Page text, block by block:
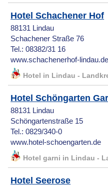
Hotel Schachener Hof
88131 Lindau
Schachener Straße 76
Tel.: 08382/31 16
www.schachenerhof-lindau.de
Hotel in Lindau -
Hotel Schöngarten
88131 Lindau
Schöngartenstraße 15
Tel.: 0829/340-0
www.hotel-schoengarten.de
Hotel garni in Lindau -
Hotel Seerose